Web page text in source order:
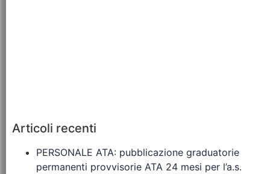
Articoli recenti
PERSONALE ATA: pubblicazione graduatorie
permanenti provvisorie ATA 24 mesi per l’a.s.